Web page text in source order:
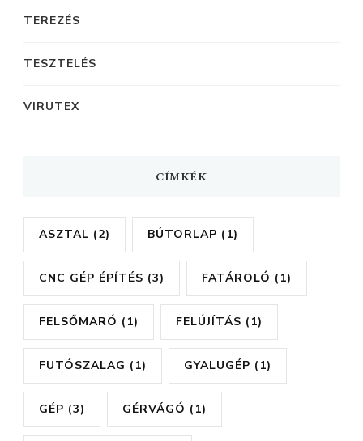
TEREZÉS
TESZTELÉS
VIRUTEX
CÍMKÉK
ASZTAL (2) BÚTORLAP (1)
CNC GÉP ÉPÍTÉS (3) FATÁROLÓ (1)
FELSŐMARÓ (1) FELÚJÍTÁS (1)
FUTÓSZALAG (1) GYALUGÉP (1)
GÉP (3) GÉRVÁGÓ (1)